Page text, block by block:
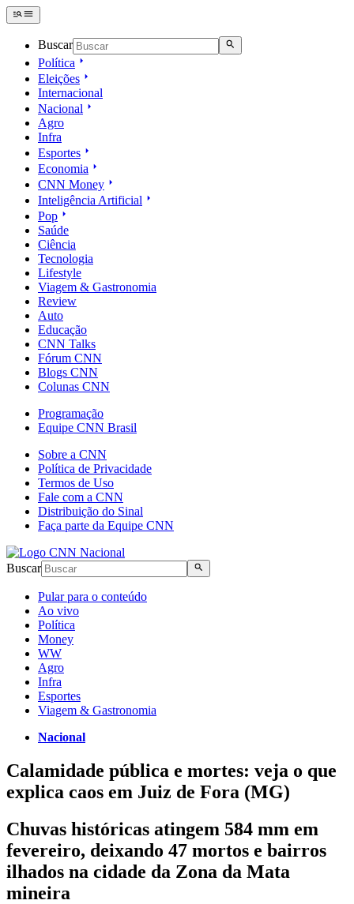
Buscar
Política
Eleições
Internacional
Nacional
Agro
Infra
Esportes
Economia
CNN Money
Inteligência Artificial
Pop
Saúde
Ciência
Tecnologia
Lifestyle
Viagem & Gastronomia
Review
Auto
Educação
CNN Talks
Fórum CNN
Blogs CNN
Colunas CNN
Programação
Equipe CNN Brasil
Sobre a CNN
Política de Privacidade
Termos de Uso
Fale com a CNN
Distribuição do Sinal
Faça parte da Equipe CNN
Buscar
Pular para o conteúdo
Ao vivo
Política
Money
WW
Agro
Infra
Esportes
Viagem & Gastronomia
Nacional
Calamidade pública e mortes: veja o que
explica caos em Juiz de Fora (MG)
Chuvas históricas atingem 584 mm em
fevereiro, deixando 47 mortos e bairros
ilhados na cidade da Zona da Mata
mineira